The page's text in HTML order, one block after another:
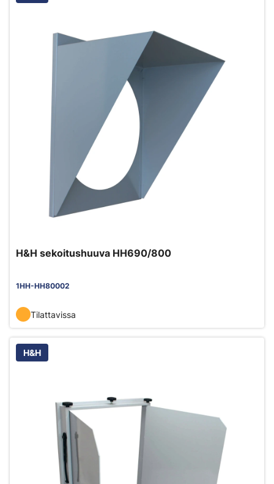
H&H sekoitushuuva HH690/800
1HH-HH80002
Tilattavissa
H&H